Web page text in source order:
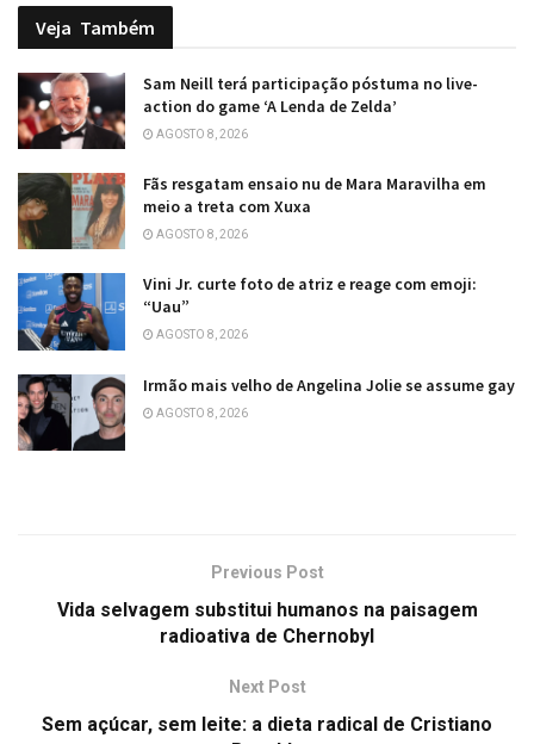
Veja Também
Sam Neill terá participação póstuma no live-
action do game ‘A Lenda de Zelda’
AGOSTO 8, 2026
Fãs resgatam ensaio nu de Mara Maravilha em
meio a treta com Xuxa
AGOSTO 8, 2026
Vini Jr. curte foto de atriz e reage com emoji:
“Uau”
AGOSTO 8, 2026
Irmão mais velho de Angelina Jolie se assume gay
AGOSTO 8, 2026
Previous Post
Vida selvagem substitui humanos na paisagem
radioativa de Chernobyl
Next Post
Sem açúcar, sem leite: a dieta radical de Cristiano